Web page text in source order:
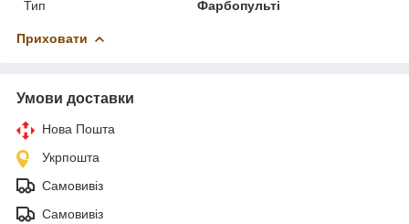
Тип
Фарбопульті
Приховати
Умови доставки
Нова Пошта
Укрпошта
Самовивіз
Самовивіз